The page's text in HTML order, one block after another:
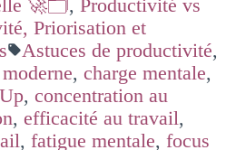
🚀🗂️, Productivité vs
Priorisation et
Astuces de productivité,
, charge mentale,
, concentration au
, efficacité au travail,
, fatigue mentale, focus